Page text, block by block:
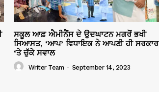
ਸਕੂਲ ਆਫ਼ ਐਮੀਨੈਂਸ ਦੇ ਉਦਘਾਟਨ ਮਗਰੋਂ ਭਖੀ
ਸਿਆਸਤ, ‘ਆਪ’ ਵਿਧਾਇਕ ਨੇ ਆਪਣੀ ਹੀ ਸਰਕਾਰ
‘ਤੇ ਚੁੱਕੇ ਸਵਾਲ
Writer Team - September 14, 2023